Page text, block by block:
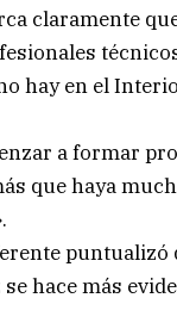
claramente
hay en el
a formar
que haya
puntualizó
hace más